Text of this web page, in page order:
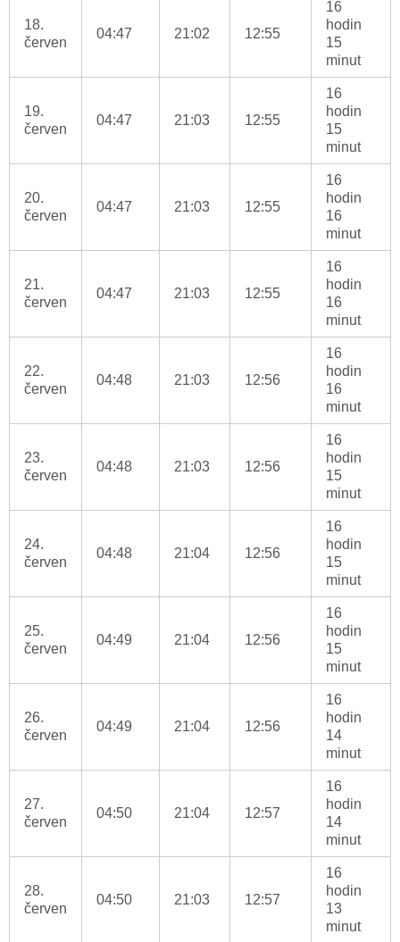
18.
červen
04:47 21:02 12:55
16
hodin
15
minut
19.
červen
04:47 21:03 12:55
16
hodin
15
minut
20.
červen
04:47 21:03 12:55
16
hodin
16
minut
21.
červen
04:47 21:03 12:55
16
hodin
16
minut
22.
červen
04:48 21:03 12:56
16
hodin
16
minut
23.
červen
04:48 21:03 12:56
16
hodin
15
minut
24.
červen
04:48 21:04 12:56
16
hodin
15
minut
25.
červen
04:49 21:04 12:56
16
hodin
15
minut
26.
červen
04:49 21:04 12:56
16
hodin
14
minut
27.
červen
04:50 21:04 12:57
16
hodin
14
minut
28.
červen
04:50 21:03 12:57
16
hodin
13
minut